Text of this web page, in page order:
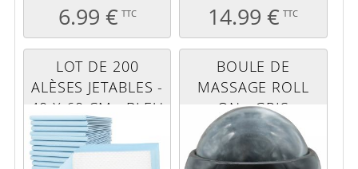
6.99 € TTC 14.99 € TTC
LOT DE 200
ALÈSES JETABLES -
40 X 60 CM - BLEU
BOULE DE
MASSAGE ROLL
ON - GRIS